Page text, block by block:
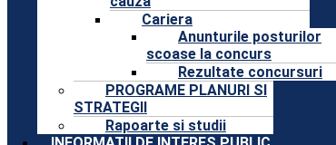
Cariera
Anunturile posturilor
scoase la concurs
Rezultate concursuri
PROGRAME PLANURI SI
STRATEGII
Rapoarte si studii